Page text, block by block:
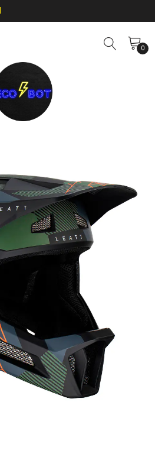
0